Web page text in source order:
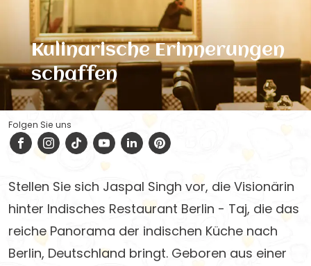
Kulinarische Erinnerungen
schaffen
Folgen Sie uns
Stellen Sie sich Jaspal Singh vor, die Visionärin
hinter Indisches Restaurant Berlin - Taj, die das
reiche Panorama der indischen Küche nach
Berlin, Deutschland bringt. Geboren aus einer